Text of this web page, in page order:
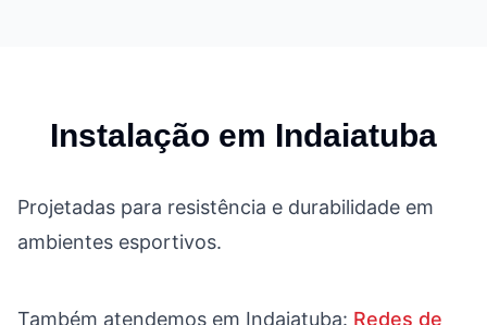
Instalação em Indaiatuba
Projetadas para resistência e durabilidade em
ambientes esportivos.
Também atendemos em Indaiatuba: Redes de